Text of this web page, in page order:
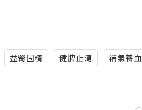
益腎固精 健脾止瀉 補氣養血